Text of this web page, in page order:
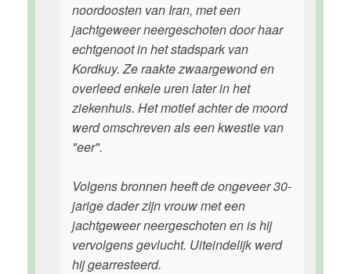
noordoosten van Iran, met een
jachtgeweer neergeschoten door haar
echtgenoot in het stadspark van
Kordkuy. Ze raakte zwaargewond en
overleed enkele uren later in het
ziekenhuis. Het motief achter de moord
werd omschreven als een kwestie van
"eer".
Volgens bronnen heeft de ongeveer 30-
jarige dader zijn vrouw met een
jachtgeweer neergeschoten en is hij
vervolgens gevlucht. Uiteindelijk werd
hij gearresteerd.